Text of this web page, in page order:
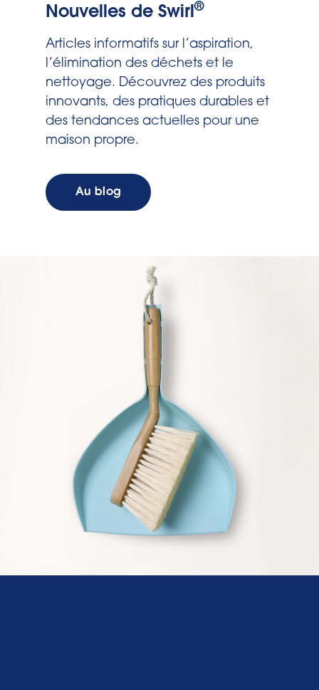
Nouvelles de Swirl ®
Articles informatifs sur l’aspiration,
l’élimination des déchets et le
nettoyage. Découvrez des produits
innovants, des pratiques durables et
des tendances actuelles pour une
maison propre.
Au blog